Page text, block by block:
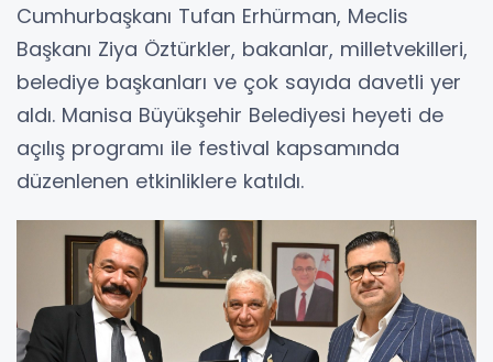
Cumhurbaşkanı Tufan Erhürman, Meclis
Başkanı Ziya Öztürkler, bakanlar, milletvekilleri,
belediye başkanları ve çok sayıda davetli yer
aldı. Manisa Büyükşehir Belediyesi heyeti de
açılış programı ile festival kapsamında
düzenlenen etkinliklere katıldı.